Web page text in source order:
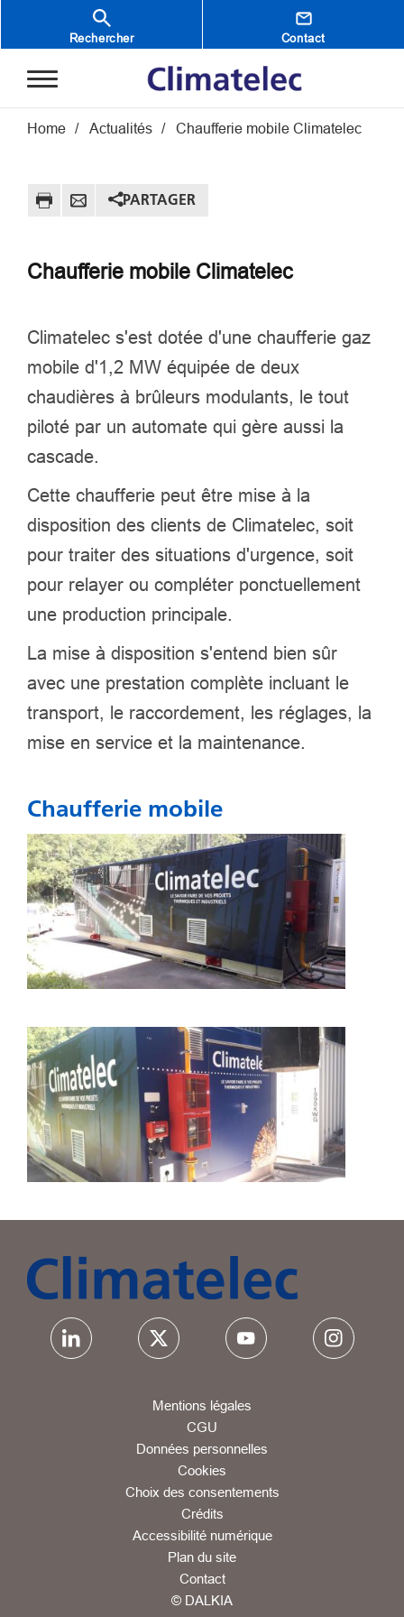
Aller au contenu principal
Rechercher Contact
Fil d'Ariane
Home Actualités Chaufferie mobile Climatelec
PARTAGER
Chaufferie mobile Climatelec
Climatelec s'est dotée d'une chaufferie gaz
mobile d'1,2 MW équipée de deux
chaudières à brûleurs modulants, le tout
piloté par un automate qui gère aussi la
cascade.
Cette chaufferie peut être mise à la
disposition des clients de Climatelec, soit
pour traiter des situations d'urgence, soit
pour relayer ou compléter ponctuellement
une production principale.
La mise à disposition s'entend bien sûr
avec une prestation complète incluant le
transport, le raccordement, les réglages, la
mise en service et la maintenance.
Chaufferie mobile
Mentions légales
CGU
Données personnelles
Cookies
Choix des consentements
Crédits
Accessibilité numérique
Plan du site
Contact
© DALKIA